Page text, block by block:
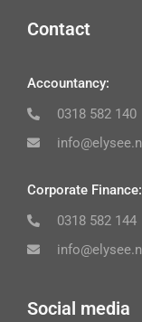
Contact
Accountancy:
0318 582 140
info@elysee.nl
Corporate Finance:
0318 582 144
info@elysee.nl
Social media